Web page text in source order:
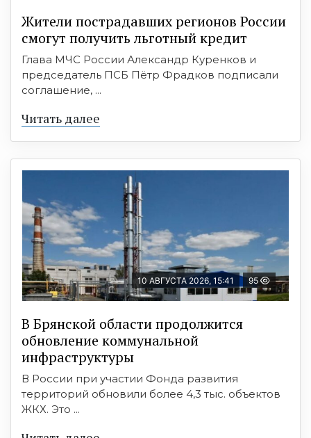
Жители пострадавших регионов России
смогут получить льготный кредит
Глава МЧС России Александр Куренков и
председатель ПСБ Пётр Фрадков подписали
соглашение, ...
Читать далее
10 АВГУСТА 2026, 15:41 95
В Брянской области продолжится
обновление коммунальной
инфраструктуры
В России при участии Фонда развития
территорий обновили более 4,3 тыс. объектов
ЖКХ. Это ...